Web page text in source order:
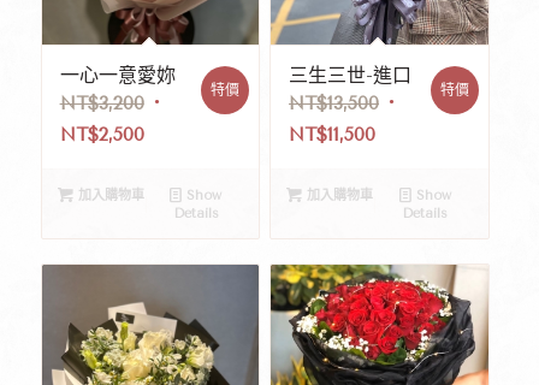
一心一意愛妳
NT$3,200
NT$2,500
特價
加入購物車
Show
Details
三生三世-進口
NT$13,500
NT$11,500
特價
加入購物車
Show
Details